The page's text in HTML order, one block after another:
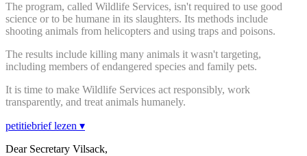
The program, called Wildlife Services, isn't required to use good
science or to be humane in its slaughters. Its methods include
shooting animals from helicopters and using traps and poisons.
The results include killing many animals it wasn't targeting,
including members of endangered species and family pets.
It is time to make Wildlife Services act responsibly, work
transparently, and treat animals humanely.
petitiebrief lezen ▾
Dear Secretary Vilsack,